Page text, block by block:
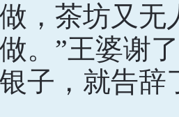
，茶坊又无
。”王婆谢
子，就告